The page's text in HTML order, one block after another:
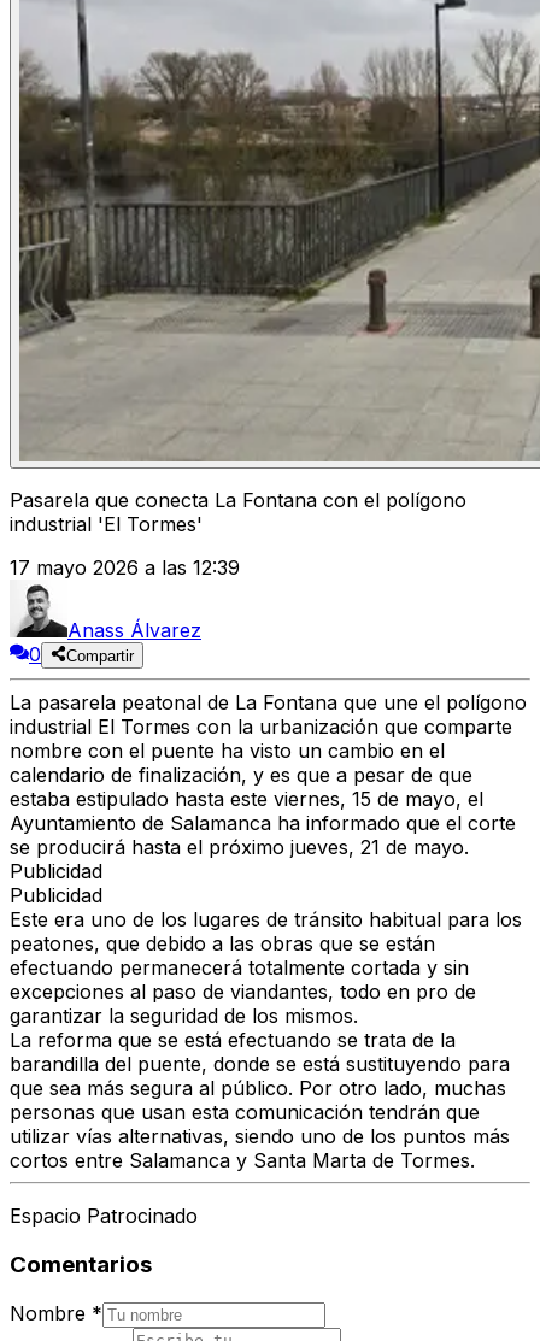
Pasarela que conecta La Fontana con el polígono
industrial 'El Tormes'
17 mayo 2026 a las 12:39
Anass Álvarez
0
Compartir
La pasarela peatonal de La Fontana que une el polígono
industrial El Tormes con la urbanización que comparte
nombre con el puente ha visto un cambio en el
calendario de finalización, y es que a pesar de que
estaba estipulado hasta este viernes, 15 de mayo, el
Ayuntamiento de Salamanca ha informado que el corte
se producirá hasta el próximo jueves, 21 de mayo.
Publicidad
Publicidad
Este era uno de los lugares de tránsito habitual para los
peatones, que debido a las obras que se están
efectuando permanecerá totalmente cortada y sin
excepciones al paso de viandantes, todo en pro de
garantizar la seguridad de los mismos.
La reforma que se está efectuando se trata de la
barandilla del puente, donde se está sustituyendo para
que sea más segura al público. Por otro lado, muchas
personas que usan esta comunicación tendrán que
utilizar vías alternativas, siendo uno de los puntos más
cortos entre Salamanca y Santa Marta de Tormes.
Espacio Patrocinado
Comentarios
Nombre *